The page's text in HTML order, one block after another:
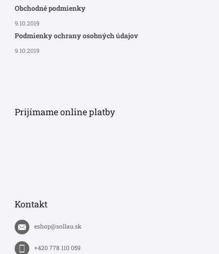
Obchodné podmienky
9.10.2019
Podmienky ochrany osobných údajov
9.10.2019
Prijímame online platby
Kontakt
eshop@sollau.sk
+420 778 110 059